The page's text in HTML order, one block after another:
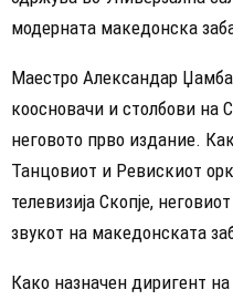
модерната македонска
Маестро Александар
коосновачи и столбови на
неговото прво издание.
Танцовиот и Ревискиот
телевизија Скопје,
звукот на македонската
Како назначен диригент